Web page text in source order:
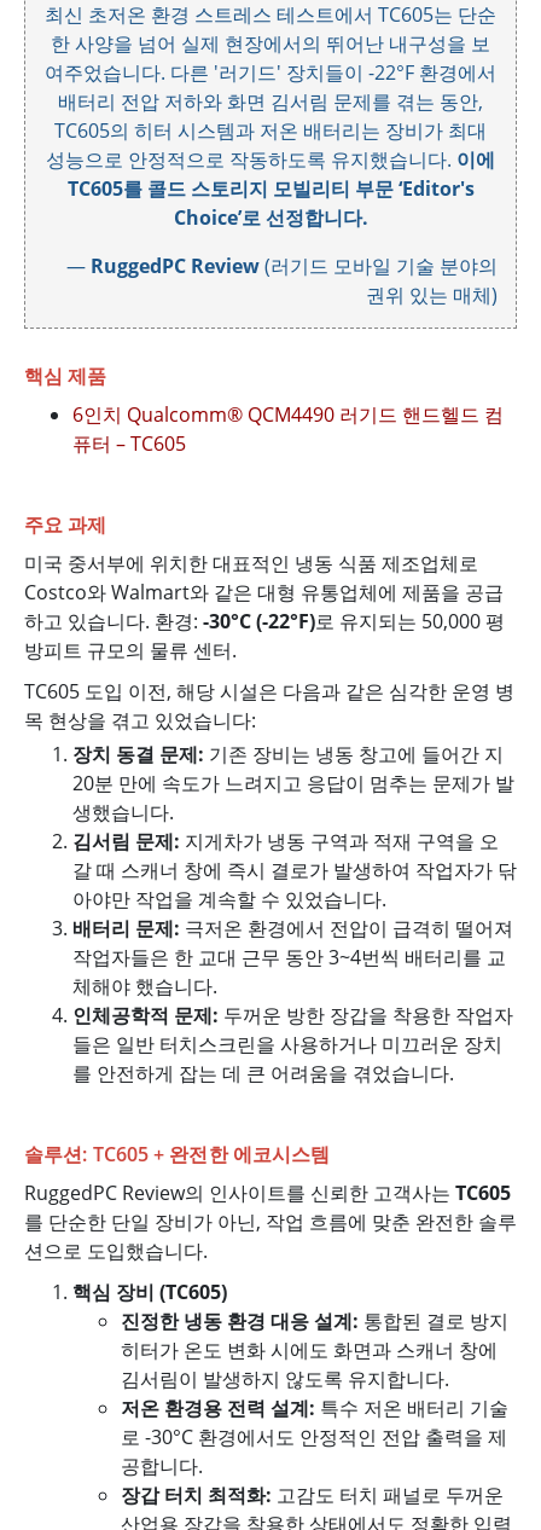
최신 초저온 환경 스트레스 테스트에서 TC605는 단순
한 사양을 넘어 실제 현장에서의 뛰어난 내구성을 보
여주었습니다. 다른 '러기드' 장치들이 -22°F 환경에서
배터리 전압 저하와 화면 김서림 문제를 겪는 동안,
TC605의 히터 시스템과 저온 배터리는 장비가 최대
성능으로 안정적으로 작동하도록 유지했습니다. 이에
TC605를 콜드 스토리지 모빌리티 부문 ‘Editor's
Choice’로 선정합니다.
— RuggedPC Review(러기드 모바일 기술 분야의
권위 있는 매체)
핵심 제품
6인치 Qualcomm® QCM4490 러기드 핸드헬드 컴
퓨터 – TC605
주요 과제
미국 중서부에 위치한 대표적인 냉동 식품 제조업체로
Costco와 Walmart와 같은 대형 유통업체에 제품을 공급
하고 있습니다. 환경: -30°C (-22°F)로 유지되는 50,000 평
방피트 규모의 물류 센터.
TC605 도입 이전, 해당 시설은 다음과 같은 심각한 운영 병
목 현상을 겪고 있었습니다:
장치 동결 문제: 기존 장비는 냉동 창고에 들어간 지
20분 만에 속도가 느려지고 응답이 멈추는 문제가 발
생했습니다.
김서림 문제: 지게차가 냉동 구역과 적재 구역을 오
갈 때 스캐너 창에 즉시 결로가 발생하여 작업자가 닦
아야만 작업을 계속할 수 있었습니다.
배터리 문제: 극저온 환경에서 전압이 급격히 떨어져
작업자들은 한 교대 근무 동안 3~4번씩 배터리를 교
체해야 했습니다.
인체공학적 문제: 두꺼운 방한 장갑을 착용한 작업자
들은 일반 터치스크린을 사용하거나 미끄러운 장치
를 안전하게 잡는 데 큰 어려움을 겪었습니다.
솔루션: TC605 + 완전한 에코시스템
RuggedPC Review의 인사이트를 신뢰한 고객사는 TC605
를 단순한 단일 장비가 아닌, 작업 흐름에 맞춘 완전한 솔루
션으로 도입했습니다.
핵심 장비 (TC605)
진정한 냉동 환경 대응 설계: 통합된 결로 방지
히터가 온도 변화 시에도 화면과 스캐너 창에
김서림이 발생하지 않도록 유지합니다.
저온 환경용 전력 설계: 특수 저온 배터리 기술
로 -30°C 환경에서도 안정적인 전압 출력을 제
공합니다.
장갑 터치 최적화: 고감도 터치 패널로 두꺼운
산업용 장갑을 착용한 상태에서도 정확한 입력